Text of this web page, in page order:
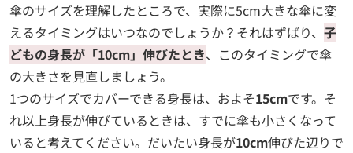
傘のサイズを理解したところで、実際に5cm大きな傘に変
えるタイミングはいつなのでしょうか？それはずばり、 子
どもの身長が「10cm」伸びたとき、このタイミングで傘
の大きさを見直しましょう。
1つのサイズでカバーできる身長は、およそ15cmです。そ
れ以上身長が伸びているときは、すでに傘も小さくなって
いると考えてください。だいたい身長が10cm伸びた辺りで